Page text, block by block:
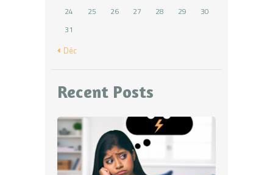
24
25 26 27 28 29
30
31
« Déc
Recent Posts